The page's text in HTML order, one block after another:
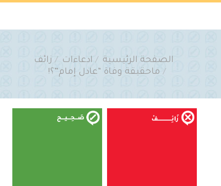
الصفحة الرئيسية ادعاءات
زائف
ماحقيقة وفاة “عادل إمام”؟!